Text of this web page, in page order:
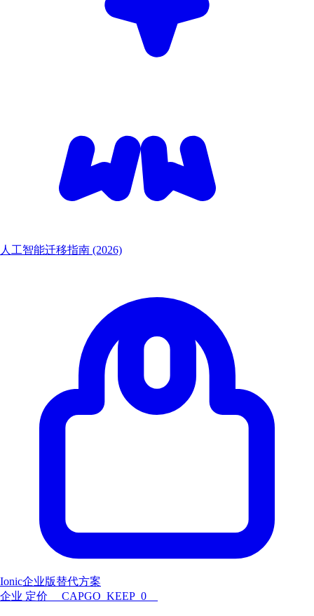
人工智能迁移指南 (2026)
Ionic企业版替代方案
企业 定价 __CAPGO_KEEP_0__